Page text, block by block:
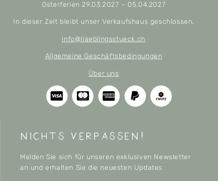
Osterferien 29.03.2027 – 05.04.2027
In dieser Zeit bleibt unser Verkaufshaus geschlossen.
info@liaeblingsstueck.ch
Allgemeine Geschäftsbedingungen
Über uns
nichts verpassen!
Melden Sie sich für unseren exklusiven Newsletter
an und erhalten Sie die neuesten Updates